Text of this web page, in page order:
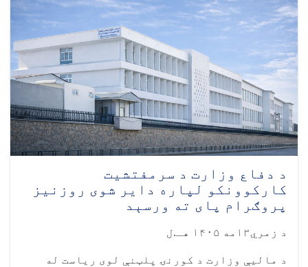
د دفاع وزارت د سرمفتشیت
کارکوونکو لپاره دایر شوی روزنیز
پروګرام پای ته ورسېد
د زمري۱۳مه ۱۴۰۵ هـ.ل
د مالیې وزارت د کورنۍ پلټنې لوی ریاست له